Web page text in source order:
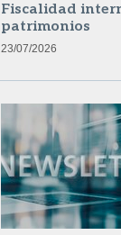
Fiscalidad
patrimonios
23/07/2026